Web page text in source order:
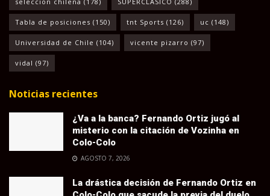
Tabla de posiciones (150) tnt Sports (126) uc (148)
Universidad de Chile (104) vicente pizarro (97)
vidal (97)
Noticias recientes
¿Va a la banca? Fernando Ortiz jugó al
misterio con la citación de Vozinha en
Colo-Colo
AGOSTO 7, 2026
La drástica decisión de Fernando Ortiz en